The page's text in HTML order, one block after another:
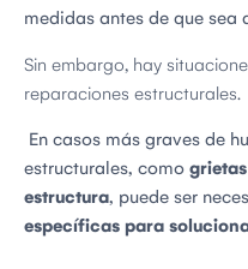
medidas antes de que sea
Sin embargo, hay
reparaciones estructurales.
En casos más graves de
estructurales, como
estructura, puede ser
específicas para